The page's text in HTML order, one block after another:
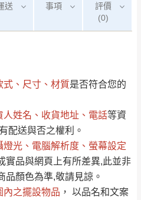
送
事項
評價
(0)
式、尺寸、材質是否符合您的
人姓名、收貨地址、電話等資
配送與否之權利。
燈光、電腦解析度、螢幕設定
實品與網頁上有所差異,此並非
品顏色為準,敬請見諒。
內之擺設物品 ， 以品名和文案
說 明
費用
偏遠地區
（請先線上詢問 LINE
→@dershin ）
復興鄉
頁無法及時更新，如有需
發前來電或到「官方
商品是否有「現貨」與
常，商家有權取消訂
更改原設計或客製，敬請
排列
只顯示附上圖片